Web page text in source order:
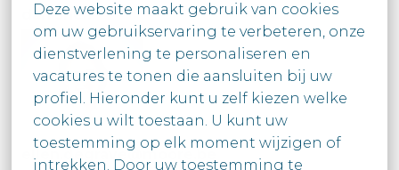
Deze website maakt gebruik van cookies
om uw gebruikservaring te verbeteren, onze
dienstverlening te personaliseren en
vacatures te tonen die aansluiten bij uw
profiel. Hieronder kunt u zelf kiezen welke
cookies u wilt toestaan. U kunt uw
toestemming op elk moment wijzigen of
intrekken. Door uw toestemming te
dan snel!
ellen.degrave@moore.be